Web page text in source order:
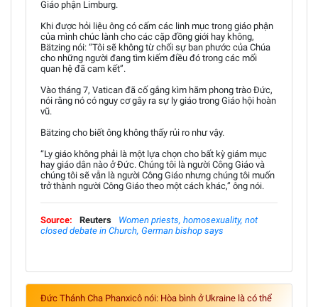
Giáo phận Limburg.
Khi được hỏi liệu ông có cấm các linh mục trong giáo phận
của mình chúc lành cho các cặp đồng giới hay không,
Bätzing nói: “Tôi sẽ không từ chối sự ban phước của Chúa
cho những người đang tìm kiếm điều đó trong các mối
quan hệ đã cam kết”.
Vào tháng 7, Vatican đã cố gắng kìm hãm phong trào Đức,
nói rằng nó có nguy cơ gây ra sự ly giáo trong Giáo hội hoàn
vũ.
Bätzing cho biết ông không thấy rủi ro như vậy.
“Ly giáo không phải là một lựa chọn cho bất kỳ giám mục
hay giáo dân nào ở Đức. Chúng tôi là người Công Giáo và
chúng tôi sẽ vẫn là người Công Giáo nhưng chúng tôi muốn
trở thành người Công Giáo theo một cách khác,” ông nói.
Source: Reuters
Women priests, homosexuality, not
closed debate in Church, German bishop says
Đức Thánh Cha Phanxicô nói: Hòa bình ở Ukraine là có thể